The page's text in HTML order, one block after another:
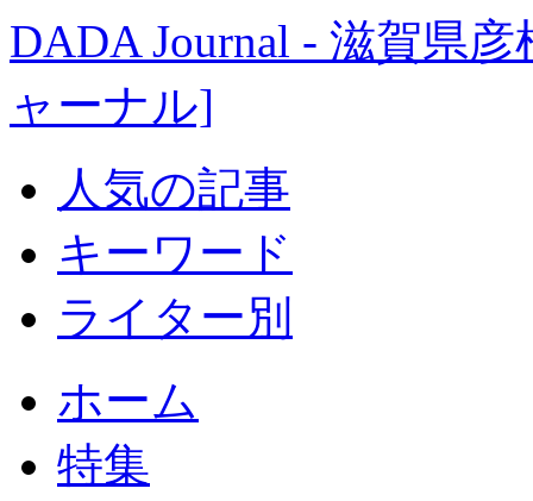
DADA Journal - 滋賀県
ャーナル]
人気の記事
キーワード
ライター別
ホーム
特集